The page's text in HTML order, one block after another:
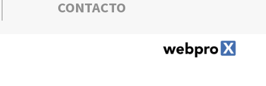
CONTACTO